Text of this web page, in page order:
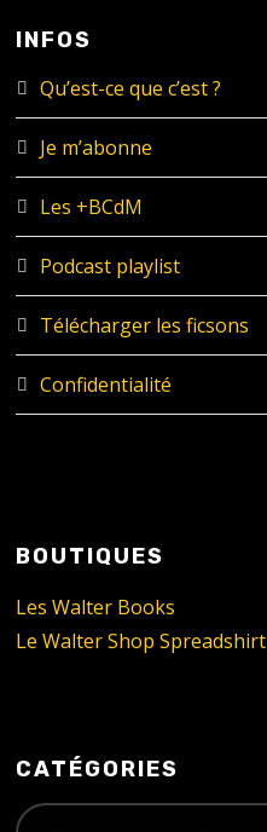
INFOS
Qu’est-ce que c’est ?
Je m’abonne
Les +BCdM
Podcast playlist
Télécharger les ficsons
Confidentialité
BOUTIQUES
Les Walter Books
Le Walter Shop Spreadshirt
CATÉGORIES